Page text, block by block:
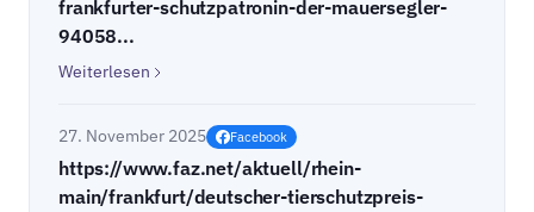
frankfurter-schutzpatronin-der-mauersegler-
94058...
Weiterlesen
27. November 2025 Facebook
https://www.faz.net/aktuell/rhein-
main/frankfurt/deutscher-tierschutzpreis-